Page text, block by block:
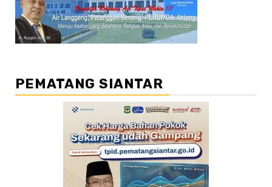
PEMATANG SIANTAR